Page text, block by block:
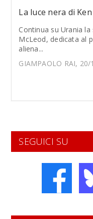
La luce nera di
Continua su Urania
McLeod, dedicata al
aliena...
GIAMPAOLO RAI, 20/
SEGUICI SU